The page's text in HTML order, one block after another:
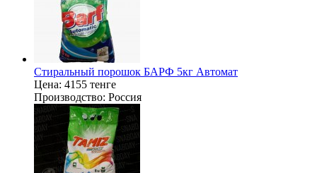
Стиральный порошок БАРФ 5кг Автомат
Цена: 4155 тенге
Производство: Россия